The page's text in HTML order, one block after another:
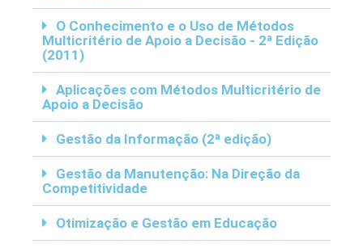
O Conhecimento e o Uso de Métodos
Multicritério de Apoio a Decisão - 2ª Edição
(2011)
Aplicações com Métodos Multicritério de
Apoio a Decisão
Gestão da Informação (2ª edição)
Gestão da Manutenção: Na Direção da
Competitividade
Otimização e Gestão em Educação